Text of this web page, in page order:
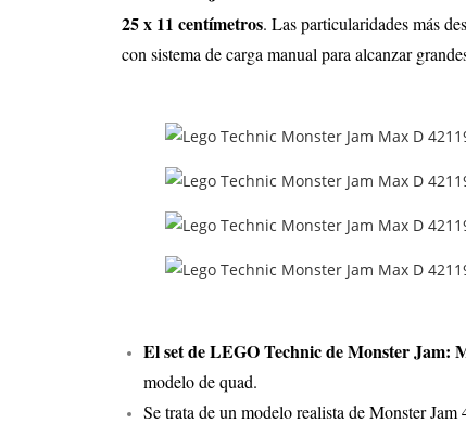
25 x 11 centímetros. Las particularidades más
con sistema de carga manual para alcanzar
El set de LEGO Technic de Monster Jam:
modelo de quad.
Se trata de un modelo realista de Monster